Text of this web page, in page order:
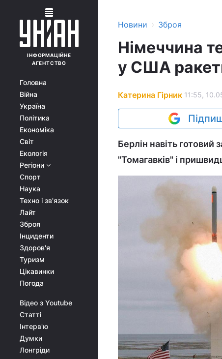
ІНФОРМАЦІЙНЕ
АГЕНТСТВО
Головна
Війна
Україна
Політика
Економіка
Світ
Екологія
Регіони
Спорт
Наука
Техно і зв'язок
Лайт
Зброя
Інциденти
Здоров'я
Туризм
Цікавинки
Погода
Відео з Youtube
Статті
Інтерв'ю
Думки
Лонгріди
Новини › Зброя
Німеччина
у США
Катерина Гірник 11:55,
Берлін навіть готовий
"Томагавків" і